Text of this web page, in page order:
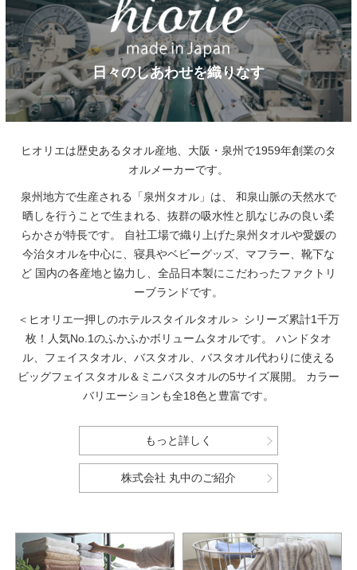
日々のしあわせを織りなす
ヒオリエは歴史あるタオル産地、大阪・泉州で1959年創業のタ
オルメーカーです。
泉州地方で生産される「泉州タオル」は、
和泉山脈の天然水で
晒しを行うことで生まれる、抜群の吸水性と肌なじみの良い柔
らかさが特長です。
自社工場で織り上げた泉州タオルや愛媛の
今治タオルを中心に、寝具やベビーグッズ、マフラー、靴下な
ど 国内の各産地と協力し、全品日本製にこだわったファクトリ
ーブランドです。
＜ヒオリエ一押しのホテルスタイルタオル＞ シリーズ累計1千万
枚！人気No.1のふかふかボリュームタオルです。
ハンドタオ
ル、フェイスタオル、バスタオル、バスタオル代わりに使える
ビッグフェイスタオル＆ミニバスタオルの5サイズ展開。
カラー
バリエーションも全18色と豊富です。
もっと詳しく
株式会社 丸中のご紹介